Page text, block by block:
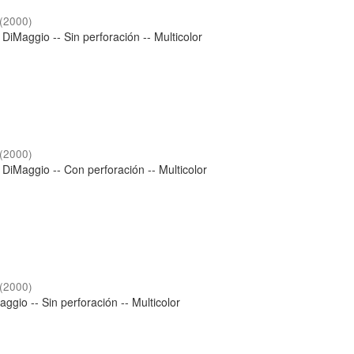
(2000)
-- Sin perforación -- Multicolor
(2000)
-- Con perforación -- Multicolor
(2000)
-- Sin perforación -- Multicolor